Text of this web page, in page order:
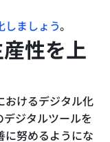
しましょう。
性を上
おけるデジタル化
ジタルツールを
に努めるようにな